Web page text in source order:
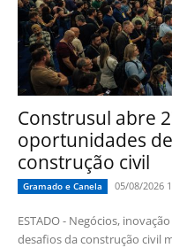
Construsul abre
oportunidades
construção civil
Gramado e Canela 05/08/2026
ESTADO - Negócios,
desafios da construção civil